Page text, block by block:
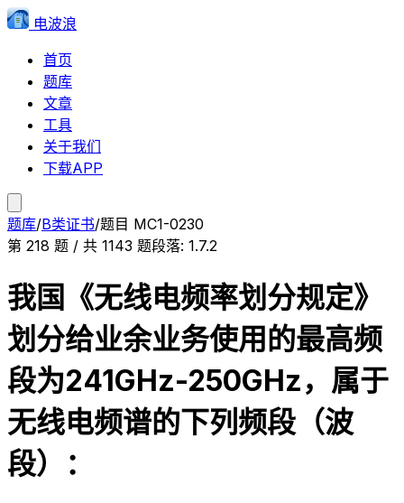
电波浪
首页
题库
文章
工具
关于我们
下载APP
题库/B类证书/题目 MC1-0230
第 218 题 / 共 1143 题段落: 1.7.2
我国《无线电频率划分规定》
划分给业余业务使用的最高频
段为241GHz-250GHz，属于
无线电频谱的下列频段（波
段）：